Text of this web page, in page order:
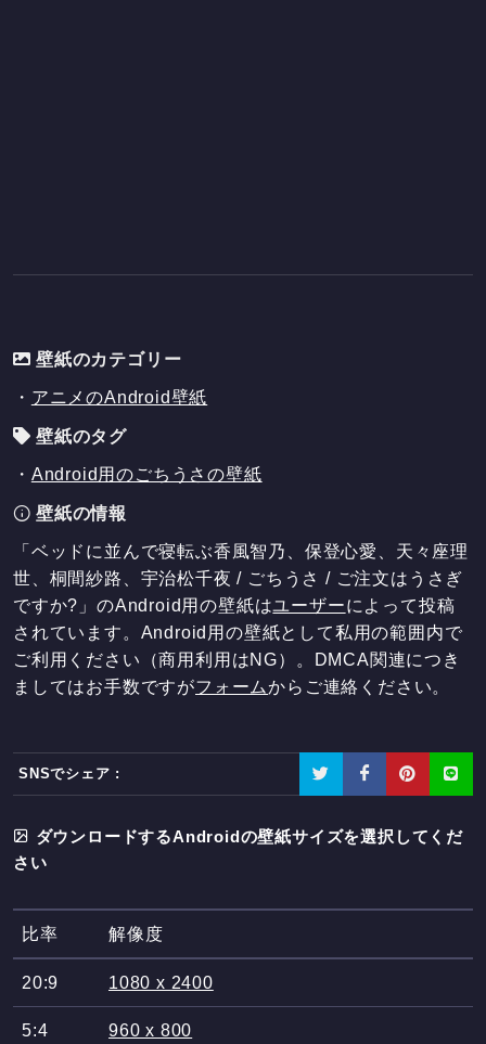
壁紙のカテゴリー
・ アニメのAndroid壁紙
壁紙のタグ
・ Android用のごちうさの壁紙
壁紙の情報
「ベッドに並んで寝転ぶ香風智乃、保登心愛、天々座理
世、桐間紗路、宇治松千夜 / ごちうさ / ご注文はうさぎ
ですか?」のAndroid用の壁紙はユーザーによって投稿
されています。Android用の壁紙として私用の範囲内で
ご利用ください（商用利用はNG）。DMCA関連につき
ましてはお手数ですがフォームからご連絡ください。
SNSでシェア :
ダウンロードするAndroidの壁紙サイズを選択してくだ
さい
比率 解像度
20:9 1080 x 2400
5:4 960 x 800